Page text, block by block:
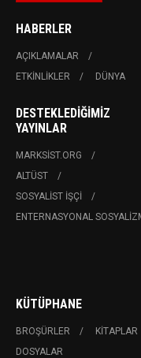
HABERLER
AÇIKLAMALAR
ETKINLIKLER
DÜNYA
DESTEKLEDIĞIMIZ
YAYINLAR
MARKSIST.ORG
ALTÜST
SOSYALIST İŞÇI
ENTERNASYONAL
KÜTÜPHANE
BROŞÜRLER
KITAPLAR
DOSYALAR